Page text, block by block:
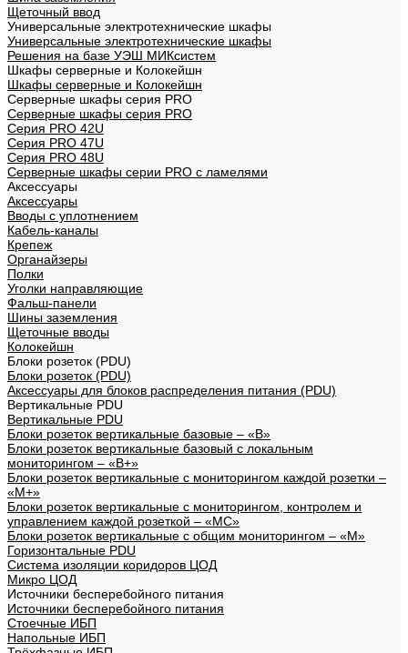
Щеточный ввод
Универсальные электротехнические шкафы
Универсальные электротехнические шкафы
Решения на базе УЭШ МИКсистем
Шкафы серверные и Колокейшн
Шкафы серверные и Колокейшн
Серверные шкафы серия PRO
Серверные шкафы серия PRO
Серия PRO 42U
Серия PRO 47U
Серия PRO 48U
Серверные шкафы серии PRO с ламелями
Аксессуары
Аксессуары
Вводы с уплотнением
Кабель-каналы
Крепеж
Органайзеры
Полки
Уголки направляющие
Фальш-панели
Шины заземления
Щеточные вводы
Колокейшн
Блоки розеток (PDU)
Блоки розеток (PDU)
Аксессуары для блоков распределения питания (PDU)
Вертикальные PDU
Вертикальные PDU
Блоки розеток вертикальные базовые – «В»
Блоки розеток вертикальные базовый с локальным
мониторингом – «В+»
Блоки розеток вертикальные с мониторингом каждой розетки –
«М+»
Блоки розеток вертикальные с мониторингом, контролем и
управлением каждой розеткой – «МС»
Блоки розеток вертикальные с общим мониторингом – «М»
Горизонтальные PDU
Система изоляции коридоров ЦОД
Микро ЦОД
Источники бесперебойного питания
Источники бесперебойного питания
Стоечные ИБП
Напольные ИБП